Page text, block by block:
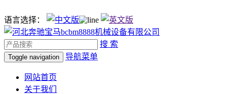
语言选择：
搜 索
Toggle navigation 导航菜单
网站首页
关于我们